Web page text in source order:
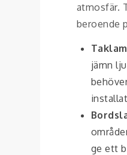
atmosfär.
beroende
jämn
ge ett